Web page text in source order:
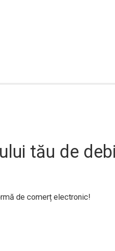
tău de
de comerț electronic!